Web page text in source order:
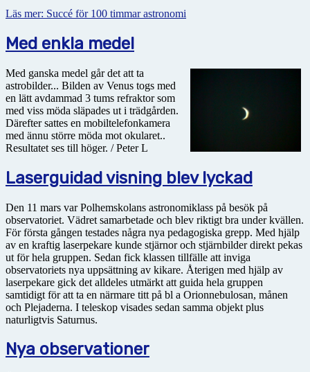
Läs mer: Succé för 100 timmar astronomi
Med enkla medel
Med ganska medel går det att ta
astrobilder... Bilden av Venus togs med
en lätt avdammad 3 tums refraktor som
med viss möda släpades ut i trädgården.
Därefter sattes en mobiltelefonkamera
med ännu större möda mot okularet..
Resultatet ses till höger. / Peter L
Laserguidad visning blev lyckad
Den 11 mars var Polhemskolans astronomiklass på besök på
observatoriet. Vädret samarbetade och blev riktigt bra under kvällen.
För första gången testades några nya pedagogiska grepp. Med hjälp
av en kraftig laserpekare kunde stjärnor och stjärnbilder direkt pekas
ut för hela gruppen. Sedan fick klassen tillfälle att inviga
observatoriets nya uppsättning av kikare. Återigen med hjälp av
laserpekare gick det alldeles utmärkt att guida hela gruppen
samtidigt för att ta en närmare titt på bl a Orionnebulosan, månen
och Plejaderna. I teleskop visades sedan samma objekt plus
naturligtvis Saturnus.
Nya observationer